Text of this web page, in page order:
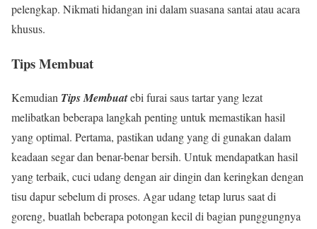
pelengkap. Nikmati hidangan ini dalam suasana santai atau acara
khusus.
Tips Membuat
Kemudian Tips Membuatebi furai saus tartar yang lezat
melibatkan beberapa langkah penting untuk memastikan hasil
yang optimal. Pertama, pastikan udang yang di gunakan dalam
keadaan segar dan benar-benar bersih. Untuk mendapatkan hasil
yang terbaik, cuci udang dengan air dingin dan keringkan dengan
tisu dapur sebelum di proses. Agar udang tetap lurus saat di
goreng, buatlah beberapa potongan kecil di bagian punggungnya